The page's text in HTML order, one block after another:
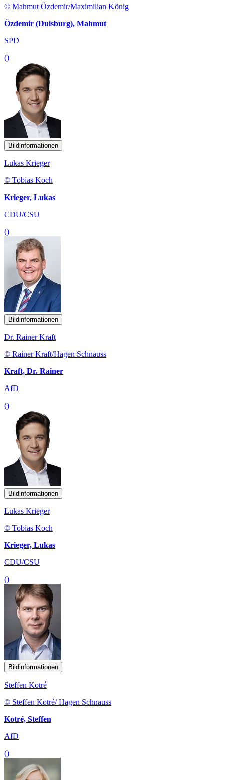
© Mahmut Özdemir/Maximilian König
Özdemir (Duisburg), Mahmut
SPD
()
Bildinformationen
Lukas Krieger
© Tobias Koch
Krieger, Lukas
CDU/CSU
()
Bildinformationen
Dr. Rainer Kraft
© Rainer Kraft/Hagen Schnauss
Kraft, Dr. Rainer
AfD
()
Bildinformationen
Lukas Krieger
© Tobias Koch
Krieger, Lukas
CDU/CSU
()
Bildinformationen
Steffen Kotré
© Steffen Kotré/ Hagen Schnauss
Kotré, Steffen
AfD
()